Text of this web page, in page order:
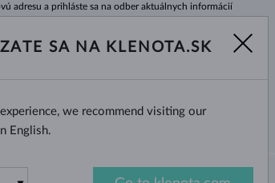
adresu a prihláste sa na odber aktuálnych informácií
či zľava Vám už neunikne!
zaujímavé novinky na e-mail.
SA NA KLENOTA.SK
we recommend visiting our
English.